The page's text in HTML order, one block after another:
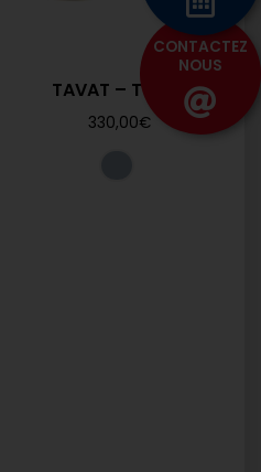
TAVAT – TT506
330,00€
CONTACTEZ
NOUS